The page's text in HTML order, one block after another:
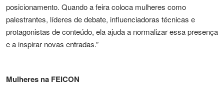
posicionamento. Quando a feira coloca mulheres como
palestrantes, líderes de debate, influenciadoras técnicas e
protagonistas de conteúdo, ela ajuda a normalizar essa presença
e a inspirar novas entradas.”
Mulheres na FEICON